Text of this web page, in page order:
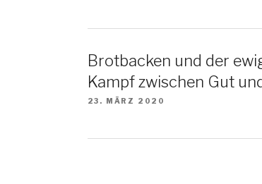
Brotbacken und der
Kampf zwischen Gut
23. MÄRZ 2020